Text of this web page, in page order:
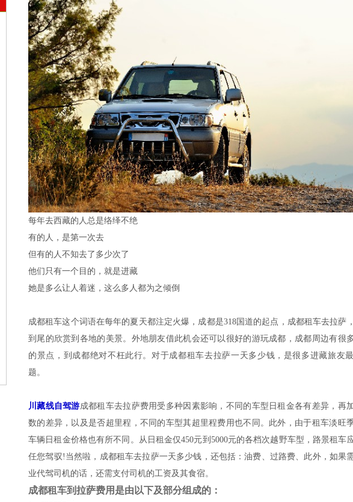
每年去西藏的人总是络绎不绝
有的人，是第一次去
但有的人不知去了多少次了
他们只有一个目的，就是进藏
她是多么让人着迷，这么多人都为之倾倒
成都租车这个词语在每年的夏天都注定火爆，成都是318国道的起点，成都租车去拉萨
到尾的欣赏到各地的美景。外地朋友借此机会还可以很好的游玩成都，成都周边有很
的景点，到成都绝对不枉此行。对于成都租车去拉萨一天多少钱，是很多进藏旅友
题。
川藏线自驾游成都租车去拉萨费用受多种因素影响，不同的车型日租金各有差异，再
数的差异，以及是否超里程，不同的车型其超里程费用也不同。此外，由于租车淡旺
车辆日租金价格也有所不同。从日租金仅450元到5000元的各档次越野车型，路景租车
任您驾驭!当然啦，成都租车去拉萨一天多少钱，还包括：油费、过路费、此外，如果
业代驾司机的话，还需支付司机的工资及其食宿。
成都租车到拉萨费用是由以下及部分组成的：